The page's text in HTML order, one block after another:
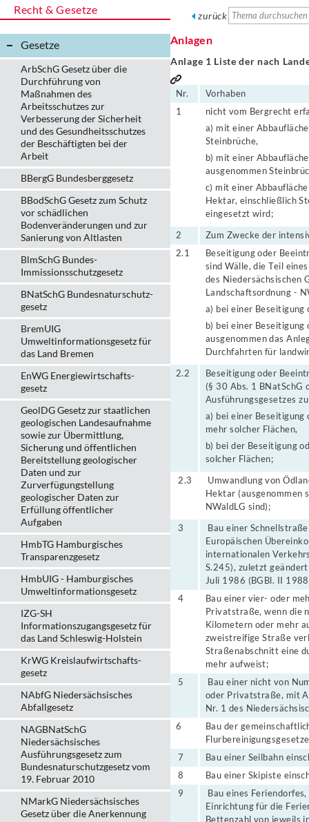
Recht & Gesetze
Gesetze
ArbSchG Gesetz über die
Durchführung von
Maßnahmen des
Arbeitsschutzes zur
Verbesserung der Sicherheit
und des Gesundheitsschutzes
der Beschäftigten bei der
Arbeit
BBergG Bundesberggesetz
BBodSchG Gesetz zum Schutz
vor schädlichen
Bodenveränderungen und zur
Sanierung von Altlasten
BlmSchG Bundes-
Immissionsschutz­gesetz
BNatSchG Bundesnaturschutz-
gesetz
BremUIG
Umweltinformationsgesetz für
das Land Bremen
EnWG Energiewirtschafts-
gesetz
GeolDG Gesetz zur staatlichen
geologischen Landesaufnahme
sowie zur Übermittlung,
Sicherung und öffentlichen
Bereitstellung geologischer
Daten und zur
Zurverfügungstellung
geologischer Daten zur
Erfüllung öffentlicher
Aufgaben
HmbTG Hamburgisches
Transparenzgesetz
HmbUIG - Hamburgisches
Umweltinformationsgesetz
IZG-SH
Informationszugangsgesetz für
das Land Schleswig-Holstein
KrWG Kreislaufwirtschafts­
gesetz
NAbfG Niedersächsisches
Abfallgesetz
NAGBNatSchG
Niedersächsisches
Ausführungsgesetz zum
Bundesnaturschutzgesetz vom
19. Februar 2010
NMarkG Niedersächsisches
Gesetz über die Anerkennung
zurück
Anlagen
Anlage 1 Liste der nach
Nr.
Vorhaben
1
nicht vom Bergrecht
a) mit einer
Steinbrüche,
b) mit einer
ausgenommen
c) mit einer
Hektar, einschließlich
eingesetzt wird;
2
Zum Zwecke der
2.1
Beseitigung oder
sind Wälle, die Teil
des Niedersächsischen
Landschaftsordnung -
a) bei einer
b) bei einer
ausgenommen das
Durchfahrten für
2.2
Beseitigung oder
(§ 30 Abs. 1 BNatSchG
Ausführungsgesetzes
a) bei einer
mehr solcher Flächen,
b) bei der Beseitigung
solcher Flächen;
2.3
Umwandlung von
Hektar (ausgenommen
NWaldLG sind);
3
Bau einer
Europäischen
internationalen
S.245), zuletzt
Juli 1986 (BGBl. II
4
Bau einer vier- oder
Privatstraße, wenn die
Kilometern oder mehr
zweistreifige Straße
Straßenabschnitt eine
mehr aufweist;
5
Bau einer nicht von
oder Privatstraße, mit
Nr. 1 des
6
Bau der
7
Bau einer Seilbahn
8
Bau einer Skipiste
9
Bau eines
Einrichtung für die
Bettenzahl von jeweils